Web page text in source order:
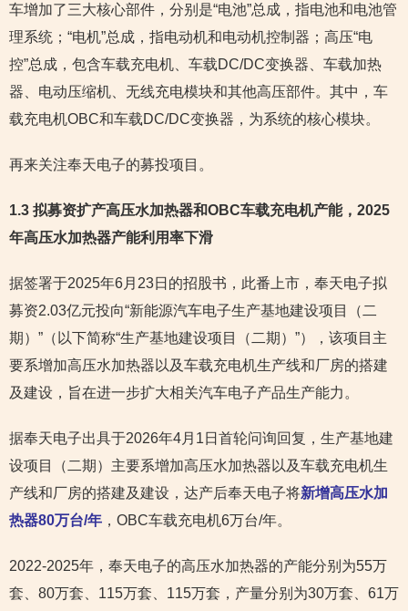
车增加了三大核心部件，分别是“电池”总成，指电池和电池管
理系统；“电机”总成，指电动机和电动机控制器；高压“电
控”总成，包含车载充电机、车载DC/DC变换器、车载加热
器、电动压缩机、无线充电模块和其他高压部件。其中，车
载充电机OBC和车载DC/DC变换器，为系统的核心模块。
再来关注奉天电子的募投项目。
1.3 拟募资扩产高压水加热器和OBC车载充电机产能，2025
年高压水加热器产能利用率下滑
据签署于2025年6月23日的招股书，此番上市，奉天电子拟
募资2.03亿元投向“新能源汽车电子生产基地建设项目（二
期）”（以下简称“生产基地建设项目（二期）”），该项目主
要系增加高压水加热器以及车载充电机生产线和厂房的搭建
及建设，旨在进一步扩大相关汽车电子产品生产能力。
据奉天电子出具于2026年4月1日首轮问询回复，生产基地建
设项目（二期）主要系增加高压水加热器以及车载充电机生
产线和厂房的搭建及建设，达产后奉天电子将新增高压水加
热器80万台/年 ，OBC车载充电机6万台/年。
2022-2025年，奉天电子的高压水加热器的产能分别为55万
套、80万套、115万套、115万套，产量分别为30万套、61万